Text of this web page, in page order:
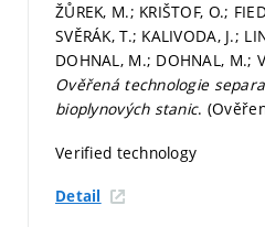
ŽŮREK, M.; KRIŠTOF, O.;
SVĚRÁK, T.; KALIVODA, J.;
DOHNAL, M.; DOHNAL, M.;
Ověřená technologie
bioplynových stanic.
Verified technology
Detail